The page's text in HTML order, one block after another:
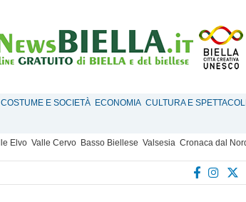
COSTUME E SOCIETÀ ECONOMIA CULTURA E SPETTACOLI
Elvo Valle Cervo Basso Biellese Valsesia Cronaca dal